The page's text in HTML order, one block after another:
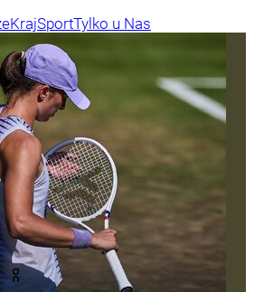
KrajSportTylko u Nas